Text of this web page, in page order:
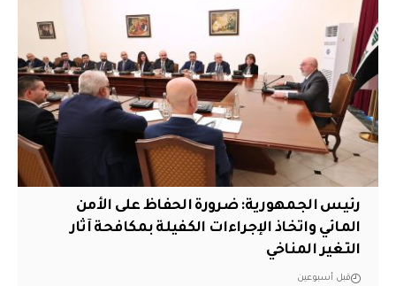
رئيس الجمهورية: ضرورة الحفاظ على الأمن
المائي واتخاذ الإجراءات الكفيلة بمكافحة آثار
التغير المناخي
قبل أسبوعين